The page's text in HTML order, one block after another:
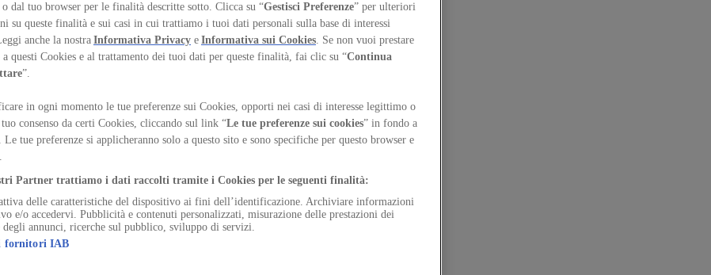
Preferenze sui Cookies
ROBERTO BRACCO, 6, 20159, MILANO - ITALY
2110 154 - REA di Milano 116 978 6
dal tuo browser per le finalità descritte sotto. Clicca su “Gestisci Preferenze” per ulteriori
su queste finalità e sui casi in cui trattiamo i tuoi dati personali sulla base di interessi
anche la nostraInformativa Privacy eInformativa sui Cookies. Se non vuoi prestare
a questi Cookies e al trattamento dei tuoi dati per queste finalità, fai clic su “Continua
”.
in ogni momento le tue preferenze sui Cookies, opporti nei casi di interesse legittimo o
consenso da certi Cookies, cliccando sul link “Le tue preferenze sui cookies” in fondo a
Le tue preferenze si applicheranno solo a questo sito e sono specifiche per questo browser e
Partner trattiamo i dati raccolti tramite i Cookies per le seguenti finalità:
delle caratteristiche del dispositivo ai fini dell’identificazione. Archiviare informazioni
e/o accedervi. Pubblicità e contenuti personalizzati, misurazione delle prestazioni dei
degli annunci, ricerche sul pubblico, sviluppo di servizi.
fornitori IAB